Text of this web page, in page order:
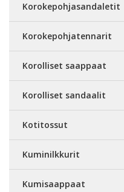
Korokepohjasandaletit
Korokepohjatennarit
Korolliset saappaat
Korolliset sandaalit
Kotitossut
Kuminilkkurit
Kumisaappaat